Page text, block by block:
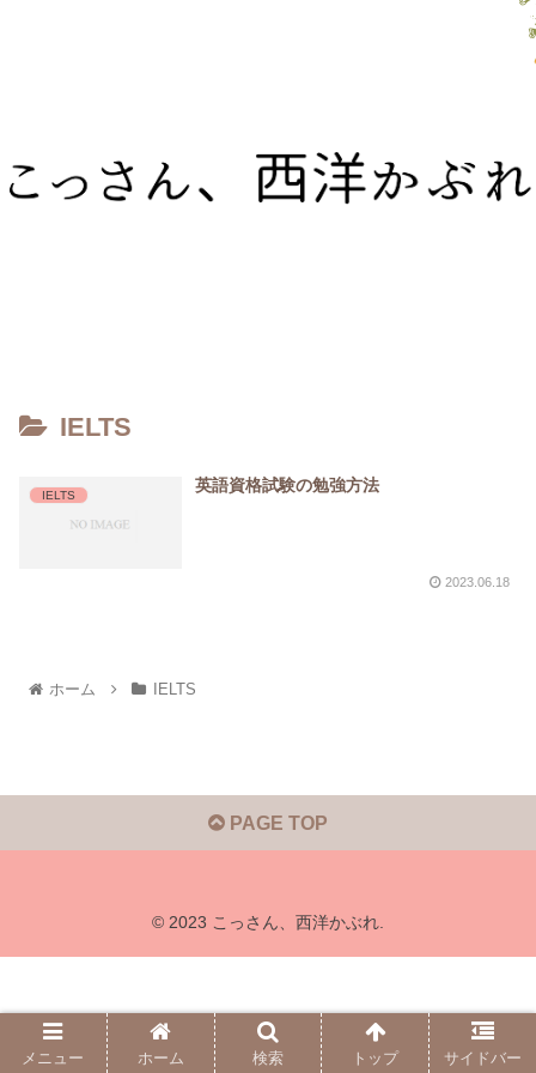
IELTS
IELTS
英語資格試験の勉強方法
2023.06.18
ホーム IELTS
PAGE TOP
© 2023 こっさん、西洋かぶれ.
メニュー ホーム 検索 トップ サイドバー